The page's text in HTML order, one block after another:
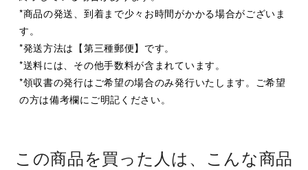
*商品の発送、到着まで少々お時間がかかる場合がございま
す。
*発送方法は【第三種郵便】です。
*送料には、その他手数料が含まれています。
*領収書の発行はご希望の場合のみ発行いたします。ご希望
の方は備考欄にご明記ください。
この商品を買った人は、こんな商品